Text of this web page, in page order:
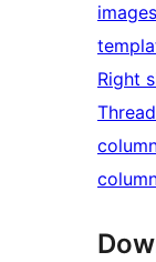
images
Right